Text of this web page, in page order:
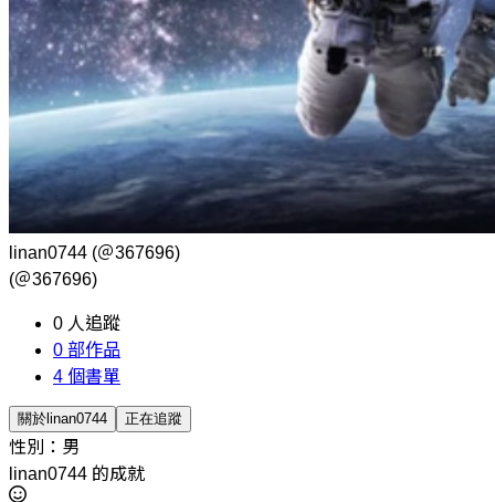
linan0744 (＠367696)
(＠367696)
0 人追蹤
0 部作品
4 個書單
關於linan0744 正在追蹤
性別：男
linan0744 的成就